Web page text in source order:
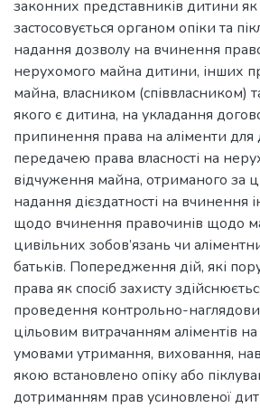
законних представників дитини як
застосовується органом опіки та
надання дозволу на вчинення
нерухомого майна дитини, інших
майна, власником (співвласником)
якого є дитина, на укладання
припинення права на аліменти для
передачею права власності на
відчуження майна, отриманого за
надання дієздатності на
щодо вчинення правочинів щодо
цивільних зобов’язань чи
батьків. Попередження дій, які
права як спосіб захисту
проведення контрольно-
цільовим витрачанням аліментів
умовами утримання, виховання,
якою встановлено опіку або
дотриманням прав усиновленої